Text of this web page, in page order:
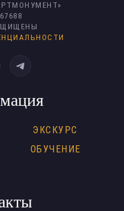
ЭКСКУРС
ОБУЧЕНИЕ